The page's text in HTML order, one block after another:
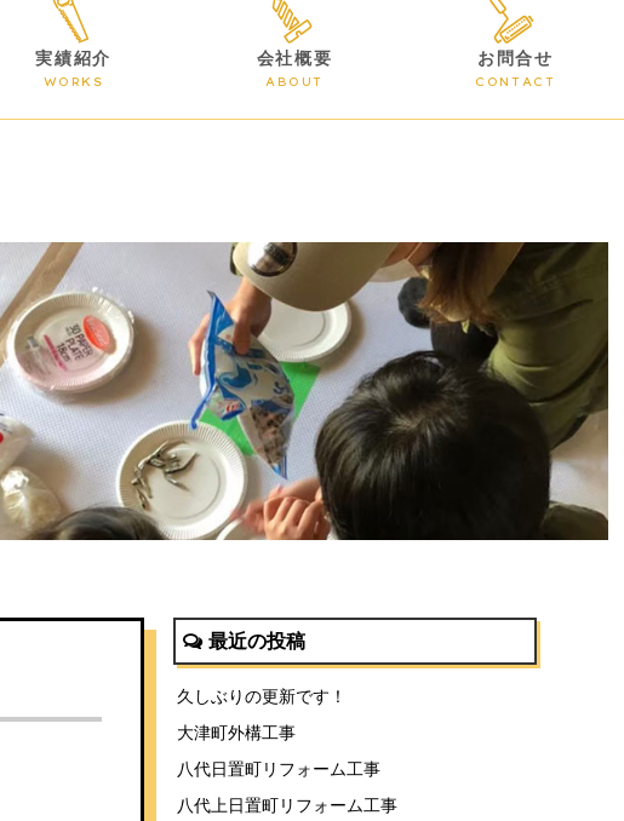
実績紹介
WORKS
会社概要
ABOUT
お問合せ
CONTACT
最近の投稿
久しぶりの更新です！
大津町外構工事
八代日置町リフォーム工事
八代上日置町リフォーム工事